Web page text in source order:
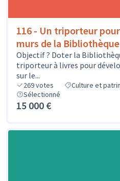
116 - Un triporteur
murs de la
Objectif ? Doter la
triporteur à livres pour
sur le...
269votes Culture et
Sélectionné
15 000 €